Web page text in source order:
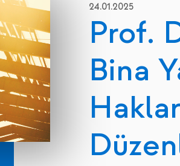
24.01.2025
Prof.
Bina